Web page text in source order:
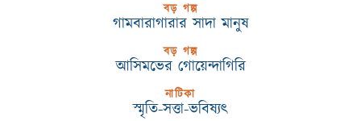
বড় গল্প
গামবারাগারার সাদা মানুষ
বড় গল্প
আসিমভের গোয়েন্দাগিরি
নাটিকা
স্মৃতি-সত্তা-ভবিষ্যৎ